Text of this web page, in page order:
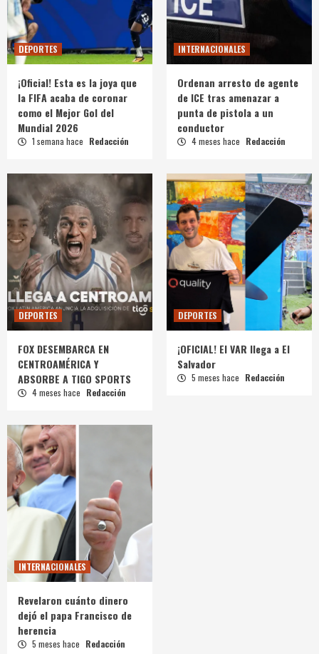
DEPORTES
¡Oficial! Esta es la joya que
la FIFA acaba de coronar
como el Mejor Gol del
Mundial 2026
1 semana hace Redacción
INTERNACIONALES
Ordenan arresto de agente
de ICE tras amenazar a
punta de pistola a un
conductor
4 meses hace Redacción
DEPORTES
FOX DESEMBARCA EN
CENTROAMÉRICA Y
ABSORBE A TIGO SPORTS
4 meses hace Redacción
DEPORTES
¡OFICIAL! El VAR llega a El
Salvador
5 meses hace Redacción
INTERNACIONALES
Revelaron cuánto dinero
dejó el papa Francisco de
herencia
5 meses hace Redacción